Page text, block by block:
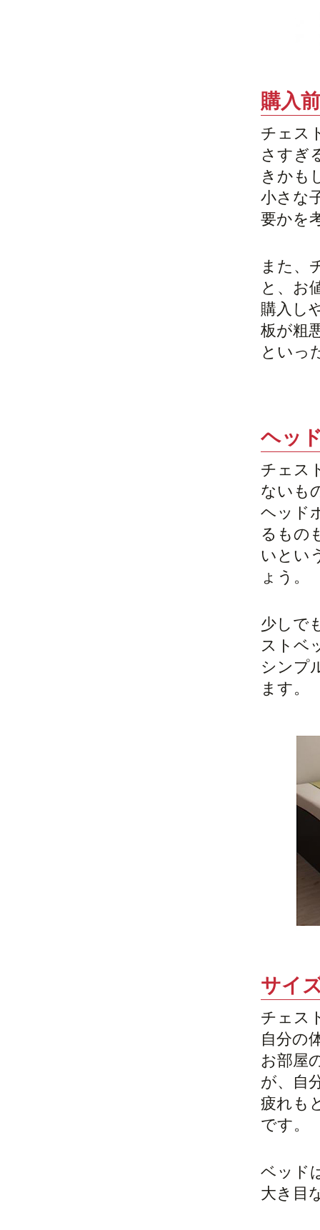
購入
チェス
さすぎ
きかも
小さな
要かを
また、
と、お
購入し
板が粗
といっ
ヘッ
チェス
ないも
ヘッド
るもの
いとい
ょう。
少しで
ストベ
シンプ
ます。
サイ
チェス
自分の
お部屋
が、自
疲れも
です。
ベッド
大き目